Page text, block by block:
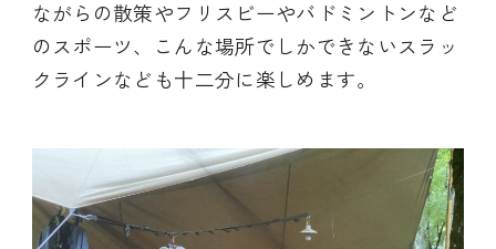
ながらの散策やフリスビーやバドミントンなど
のスポーツ、こんな場所でしかできないスラッ
クラインなども十二分に楽しめます。